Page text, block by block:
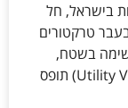
בישראל, חל
טרקטורים
בשטח,
הרי שהיום הטרקטור משא (Utility Vehicle – UTV) תופס